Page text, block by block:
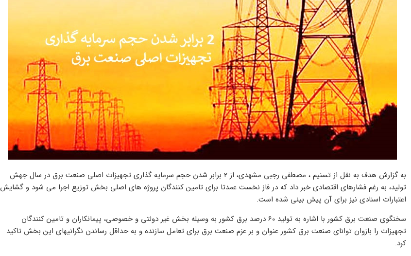
به گزارش هدف به نقل از تسنیم ، مصطفی رجبی مشهدی، از 2 برابر شدن حجم سرمایه گذاری تجهیزات اصلی صنعت برق در سال جهش
تولید، به رغم فشارهای اقتصادی خبر داد که در فاز نخست عمدتا برای تامین کنندگان پروژه های اصلی بخش توزیع اجرا می شود و گشایش
اعتبارات اسنادی نیز برای آن پیش بینی شده است.
سخنگوی صنعت برق کشور با اشاره به تولید 60 درصد برق کشور به وسیله بخش غیر دولتی و خصوصی، پیمانکاران و تامین کنندگان
تجهیزات را بازوان توانای صنعت برق کشور عنوان و بر عزم صنعت برق برای تعامل سازنده و به حداقل رساندن نگرانیهای این بخش تاکید
کرد.